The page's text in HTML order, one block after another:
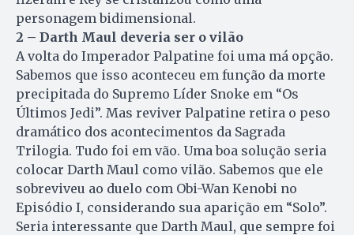
personagem bidimensional.
2 – Darth Maul deveria ser o vilão
A volta do Imperador Palpatine foi uma má opção.
Sabemos que isso aconteceu em função da morte
precipitada do Supremo Líder Snoke em “Os
Últimos Jedi”. Mas reviver Palpatine retira o peso
dramático dos acontecimentos da Sagrada
Trilogia. Tudo foi em vão. Uma boa solução seria
colocar Darth Maul como vilão. Sabemos que ele
sobreviveu ao duelo com Obi-Wan Kenobi no
Episódio I, considerando sua aparição em “Solo”.
Seria interessante que Darth Maul, que sempre foi